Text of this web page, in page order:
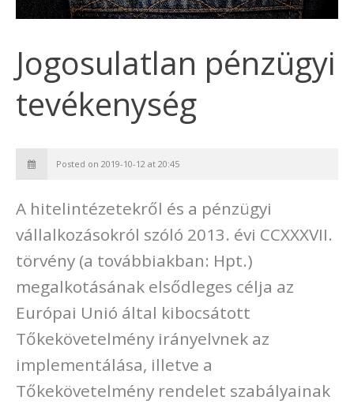
Jogosulatlan pénzügyi
tevékenység
Posted on 2019-10-12 at 20:45
A hitelintézetekről és a pénzügyi
vállalkozásokról szóló 2013. évi CCXXXVII.
törvény (a továbbiakban: Hpt.)
megalkotásának elsődleges célja az
Európai Unió által kibocsátott
Tőkekövetelmény irányelvnek az
implementálása, illetve a
Tőkekövetelmény rendelet szabályainak